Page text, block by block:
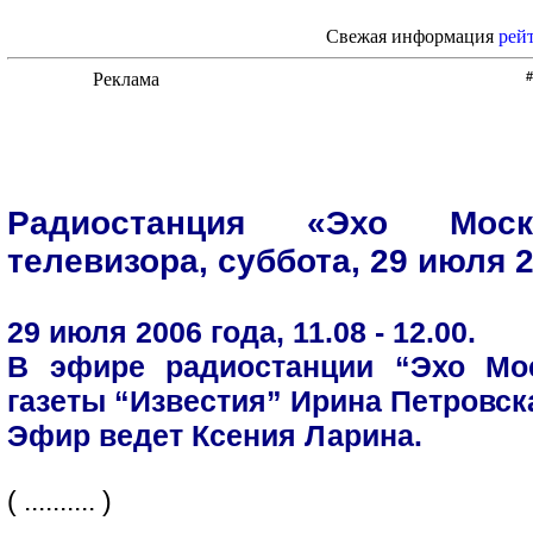
Свежая информация
Радиостанция «Эхо
телевизора, суббота, 29 июля
29 июля 2006 года, 11.08 - 12.00.
В эфире радиостанции “Эхо
газеты “Известия” Ирина
Эфир ведет Ксения Ларина.
( .......... )